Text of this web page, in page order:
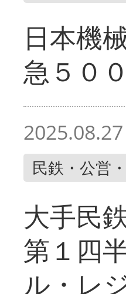
日本機
急５０
2025.08.27
民鉄・公営
大手民
第１四
ル・レ